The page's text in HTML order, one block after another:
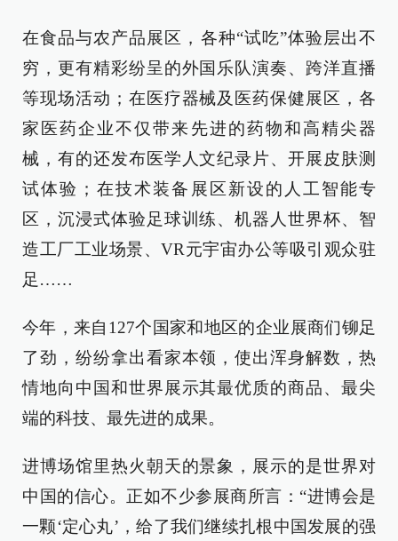
在食品与农产品展区，各种“试吃”体验层出不
穷，更有精彩纷呈的外国乐队演奏、跨洋直播
等现场活动；在医疗器械及医药保健展区，各
家医药企业不仅带来先进的药物和高精尖器
械，有的还发布医学人文纪录片、开展皮肤测
试体验；在技术装备展区新设的人工智能专
区，沉浸式体验足球训练、机器人世界杯、智
造工厂工业场景、VR元宇宙办公等吸引观众驻
足……
今年，来自127个国家和地区的企业展商们铆足
了劲，纷纷拿出看家本领，使出浑身解数，热
情地向中国和世界展示其最优质的商品、最尖
端的科技、最先进的成果。
进博场馆里热火朝天的景象，展示的是世界对
中国的信心。正如不少参展商所言：“进博会是
一颗‘定心丸’，给了我们继续扎根中国发展的强